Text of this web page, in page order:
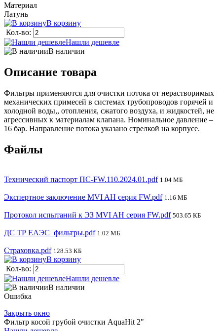
Материал
Латунь
В корзину
Кол-во:
Нашли дешевле
В наличии
Описание товара
Фильтры применяются для очистки потока от нерастворимых
механических примесей в системах трубопроводов горячей и
холодной воды,, отопления, сжатого воздуха, и жидкостей, не
агрессивных к материалам клапана. Номинальное давление –
16 бар. Направление потока указано стрелкой на корпусе.
Файлы
Технический паспорт ПС-FW.110.2024.01.pdf 1.04 МБ
Экспертное заключение MVI AH серия FW.pdf 1.16 МБ
Протокол испытаний к ЭЗ MVI AH серия FW.pdf 503.65 КБ
ДС ТР ЕАЭС_фильтры.pdf 1.02 МБ
Страховка.pdf 128.53 КБ
В корзину
Кол-во:
Нашли дешевле
В наличии
Ошибка
Закрыть окно
Фильтр косой грубой очистки AquaHit 2"